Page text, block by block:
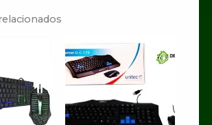
primero en valorar
numerico
de correo
no será publicada.